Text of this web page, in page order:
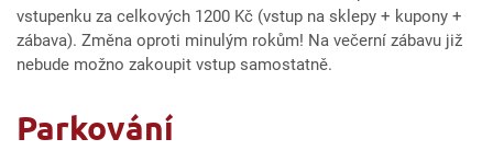
vstupenku za celkových 1200 Kč (vstup na sklepy + kupony +
zábava). Změna oproti minulým rokům! Na večerní zábavu již
nebude možno zakoupit vstup samostatně.
Parkování